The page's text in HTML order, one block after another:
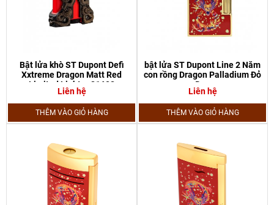
Bật lửa khò ST Dupont Defi
Xxtreme Dragon Matt Red
Limited Lighter 21608
Liên hệ
THÊM VÀO GIỎ HÀNG
bật lửa ST Dupont Line 2 Năm
con rồng Dragon Palladium Đỏ
Đen
Liên hệ
THÊM VÀO GIỎ HÀNG